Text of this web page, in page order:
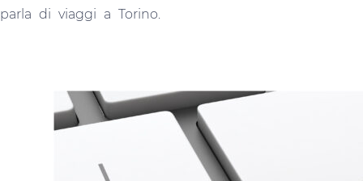
parla di viaggi a Torino.